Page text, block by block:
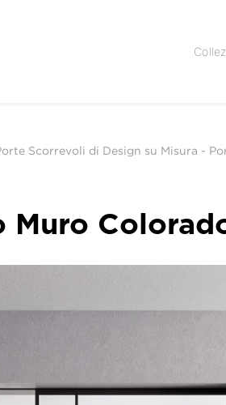
Scorrevoli di Design su Misura -
Muro